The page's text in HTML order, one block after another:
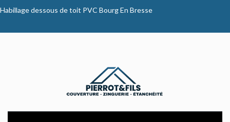
Habillage dessous de toit PVC Bourg En Bresse